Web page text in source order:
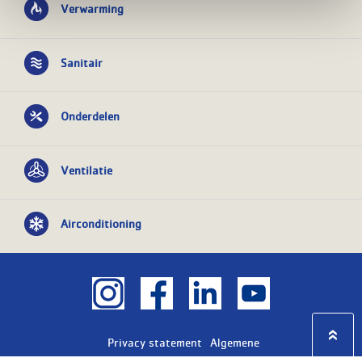
Verwarming
Sanitair
Onderdelen
Ventilatie
Airconditioning
Privacy statement
Algemene